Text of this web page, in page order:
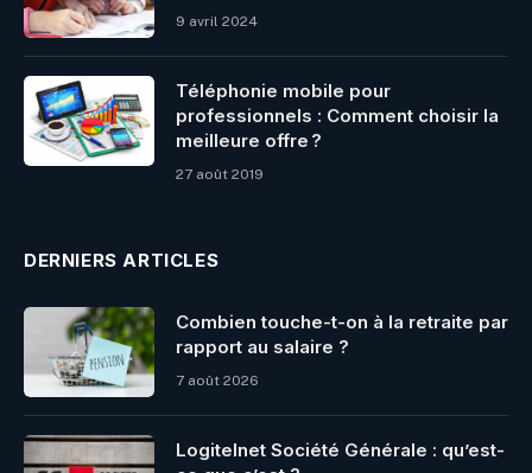
9 avril 2024
Téléphonie mobile pour
professionnels : Comment choisir la
meilleure offre ?
27 août 2019
DERNIERS ARTICLES
Combien touche-t-on à la retraite par
rapport au salaire ?
7 août 2026
Logitelnet Société Générale : qu’est-